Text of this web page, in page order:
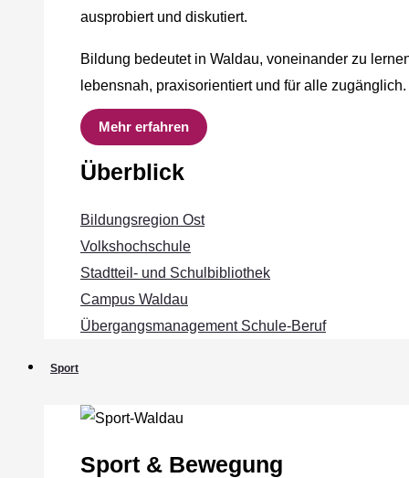
ausprobiert und diskutiert.
Bildung bedeutet in Waldau, voneinander zu
lebensnah, praxisorientiert und für alle zugänglich.
Mehr erfahren
Überblick
Bildungsregion Ost
Volkshochschule
Stadtteil- und Schulbibliothek
Campus Waldau
Übergangsmanagement Schule‐Beruf
Sport
Sport & Bewegung